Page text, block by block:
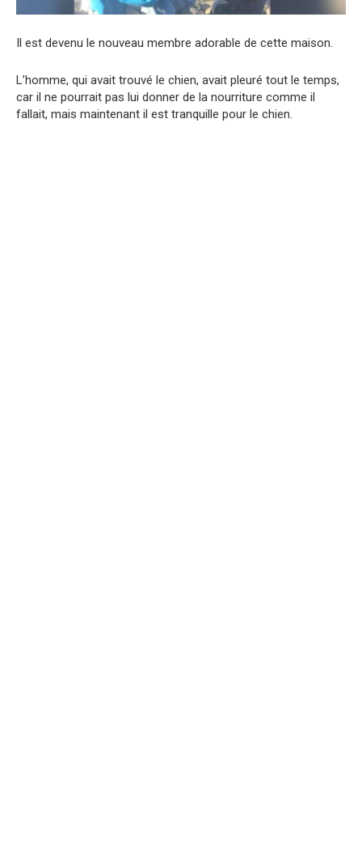
Il est devenu le nouveau membre adorable de cette maison.
L’homme, qui avait trouvé le chien, avait pleuré tout le temps,
car il ne pourrait pas lui donner de la nourriture comme il
fallait, mais maintenant il est tranquille pour le chien.